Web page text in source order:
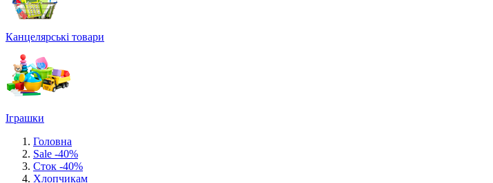
Канцелярські товари
Іграшки
Головна
Sale -40%
Сток -40%
Хлопчикам